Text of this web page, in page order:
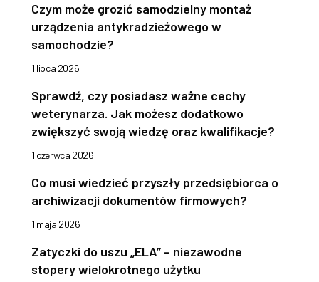
Czym może grozić samodzielny montaż
urządzenia antykradzieżowego w
samochodzie?
1 lipca 2026
Sprawdź, czy posiadasz ważne cechy
weterynarza. Jak możesz dodatkowo
zwiększyć swoją wiedzę oraz kwalifikacje?
1 czerwca 2026
Co musi wiedzieć przyszły przedsiębiorca o
archiwizacji dokumentów firmowych?
1 maja 2026
Zatyczki do uszu „ELA” – niezawodne
stopery wielokrotnego użytku